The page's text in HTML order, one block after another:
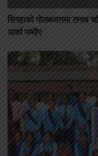
सिरहाको गोलबजारमा तनाव
अर्का गम्भीर